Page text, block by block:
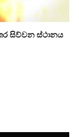
සිව්වන ස්ථානය